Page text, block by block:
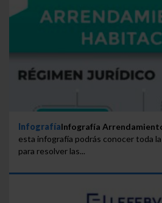
InfografíaInfografía
esta infografía podrás conocer toda
para resolver las...